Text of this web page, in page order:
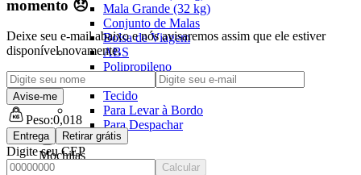
Mala Grande (32 kg)
Conjunto de Malas
Bolsa de Viagem
ABS
Polipropileno
Policarbonato
Tecido
Para Levar à Bordo
Para Despachar
Mochilas
momento 😞
Deixe seu e-mail abaixo e nós avisaremos assim que ele estiver
disponível novamente.
Avise-me
Peso:0,018
Entrega Retirar grátis
Digite seu CEP
Calcular